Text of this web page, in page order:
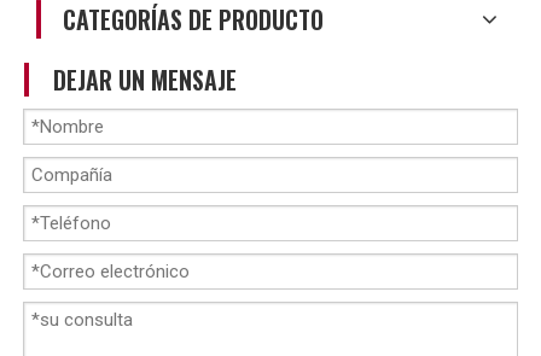
CATEGORÍAS DE PRODUCTO
DEJAR UN MENSAJE